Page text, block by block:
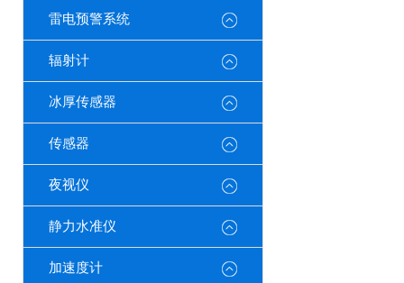
雷电预警系统
辐射计
冰厚传感器
传感器
夜视仪
静力水准仪
加速度计